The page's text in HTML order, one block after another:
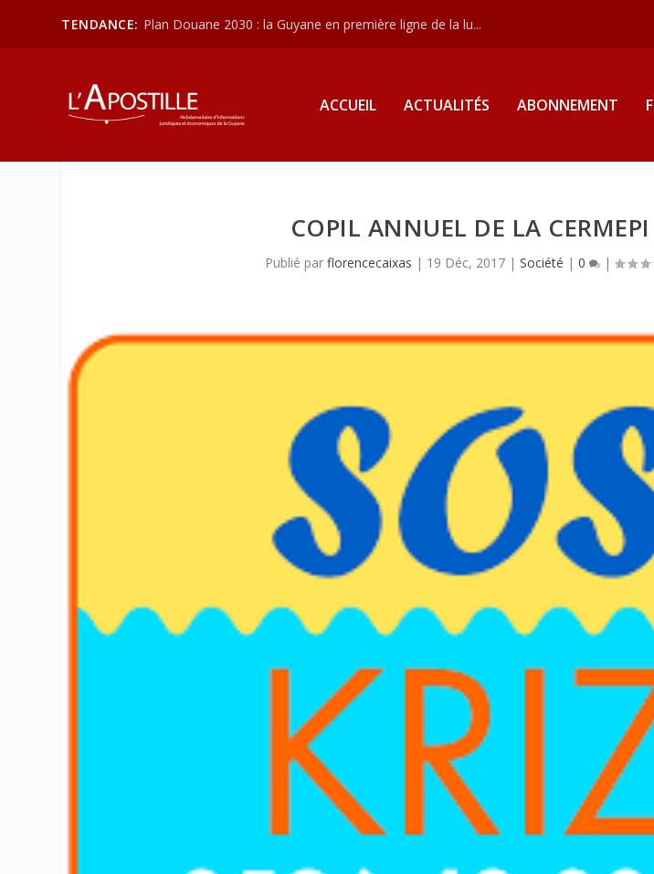
TENDANCE: Plan Douane 2030 : la Guyane en première ligne de la lu...
ACCUEIL ACTUALITÉS ABONNEMENT
COPIL ANNUEL DE LA CERMEPI
Publié parflorencecaixas | 19 Déc, 2017 |Société |0 |